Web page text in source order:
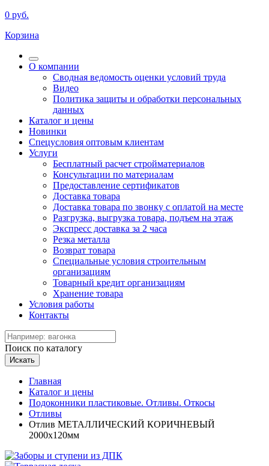
0 руб.
Корзина
О компании
Сводная ведомость оценки условий труда
Видео
Политика защиты и обработки персональных
данных
Каталог и цены
Новинки
Спецусловия оптовым клиентам
Услуги
Бесплатный расчет стройматериалов
Консультации по материалам
Предоставление сертификатов
Доставка товара
Доставка товара по звонку с оплатой на месте
Разгрузка, выгрузка товара, подъем на этаж
Экспресс доставка за 2 часа
Резка металла
Возврат товара
Специальные условия строительным
организациям
Товарный кредит организациям
Хранение товара
Условия работы
Контакты
Поиск по каталогу
Искать
Главная
Каталог и цены
Подоконники пластиковые. Отливы. Откосы
Отливы
Отлив МЕТАЛЛИЧЕСКИЙ КОРИЧНЕВЫЙ
2000х120мм